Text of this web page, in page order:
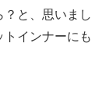
？と、思いまし
インナーにも